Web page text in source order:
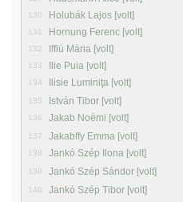
130 Holubák Lajos [volt]
131 Hornung Ferenc [volt]
132 Iffiú Mária [volt]
133 Ilie Puia [volt]
134 Ilisie Luminiţa [volt]
135 István Tibor [volt]
136 Jakab Noémi [volt]
137 Jakabffy Emma [volt]
138 Jankó Szép Ilona [volt]
139 Jankó Szép Sándor [volt]
140 Jankó Szép Tibor [volt]